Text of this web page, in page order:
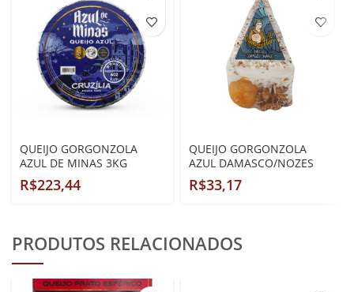
QUEIJO GORGONZOLA
AZUL DE MINAS 3KG
APROX CRUZÍLIA
R$
QUEIJO GORGONZOLA
AZUL DAMASCO/NOZES
FRAÇÃO CRUZÍLIA
R$
PRODUTOS RELACIONADOS